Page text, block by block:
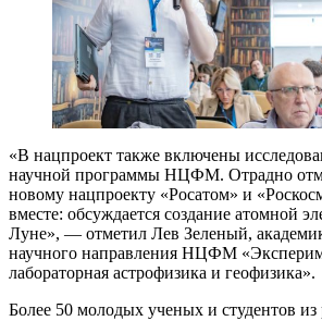
«В нацпроект также включены
научной программы НЦФМ. Отрадно
новому нацпроекту «Росатом» и
вместе: обсуждается создание атомной
Луне», — отметил Лев Зеленый,
научного направления НЦФМ
лабораторная астрофизика и геофизика».
Более 50 молодых ученых и студентов из